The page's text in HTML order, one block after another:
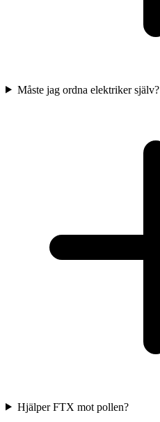
Måste jag ordna elektriker själv?
Hjälper FTX mot pollen?